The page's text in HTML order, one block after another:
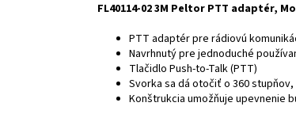
FL40114-02 3M Peltor PTT adaptér,
PTT adaptér pre rádiovú
Navrhnutý pre jednoduché
Tlačidlo Push-to-Talk (PTT)
Svorka sa dá otočiť o 360
Konštrukcia umožňuje upevnenie